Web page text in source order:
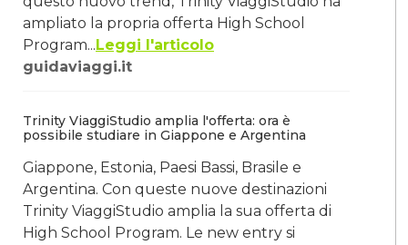
ampliato la propria offerta High School
Program...Leggi l'articolo
guidaviaggi.it
Trinity ViaggiStudio amplia l'offerta: ora è
possibile studiare in Giappone e Argentina
Giappone, Estonia, Paesi Bassi, Brasile e
Argentina. Con queste nuove destinazioni
Trinity ViaggiStudio amplia la sua offerta di
High School Program. Le new entry si